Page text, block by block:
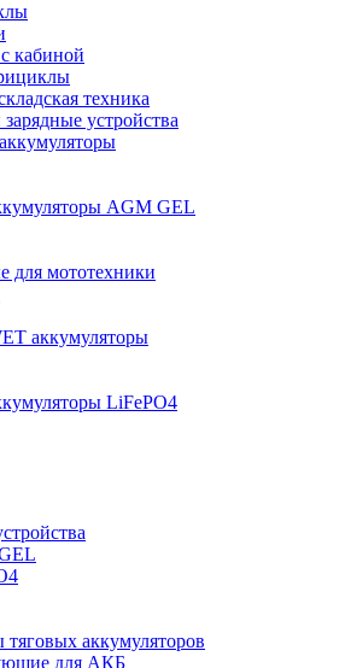
кабиной
техника
устройства
AGM GEL
для мототехники
аккумуляторы
LiFePO4
аккумуляторов
для АКБ